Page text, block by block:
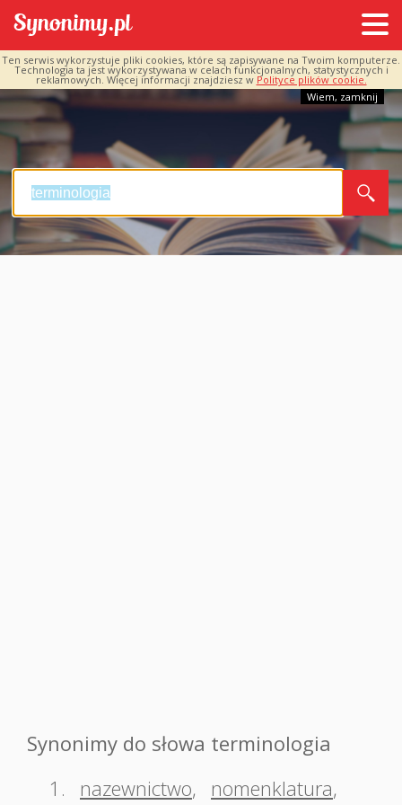
Ten serwis wykorzystuje pliki cookies, które są zapisywane na Twoim komputerze.
Technologia ta jest wykorzystywana w celach funkcjonalnych, statystycznych i
reklamowych. Więcej informacji znajdziesz w Polityce plików cookie.
Wiem, zamknij
Synonimy do słowa terminologia
1.
nazewnictwo, nomenklatura,